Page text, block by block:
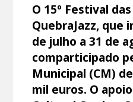
O 15º Festival
QuebraJazz, que
de julho a 31 de
comparticipado
Municipal (CM)
mil euros. O